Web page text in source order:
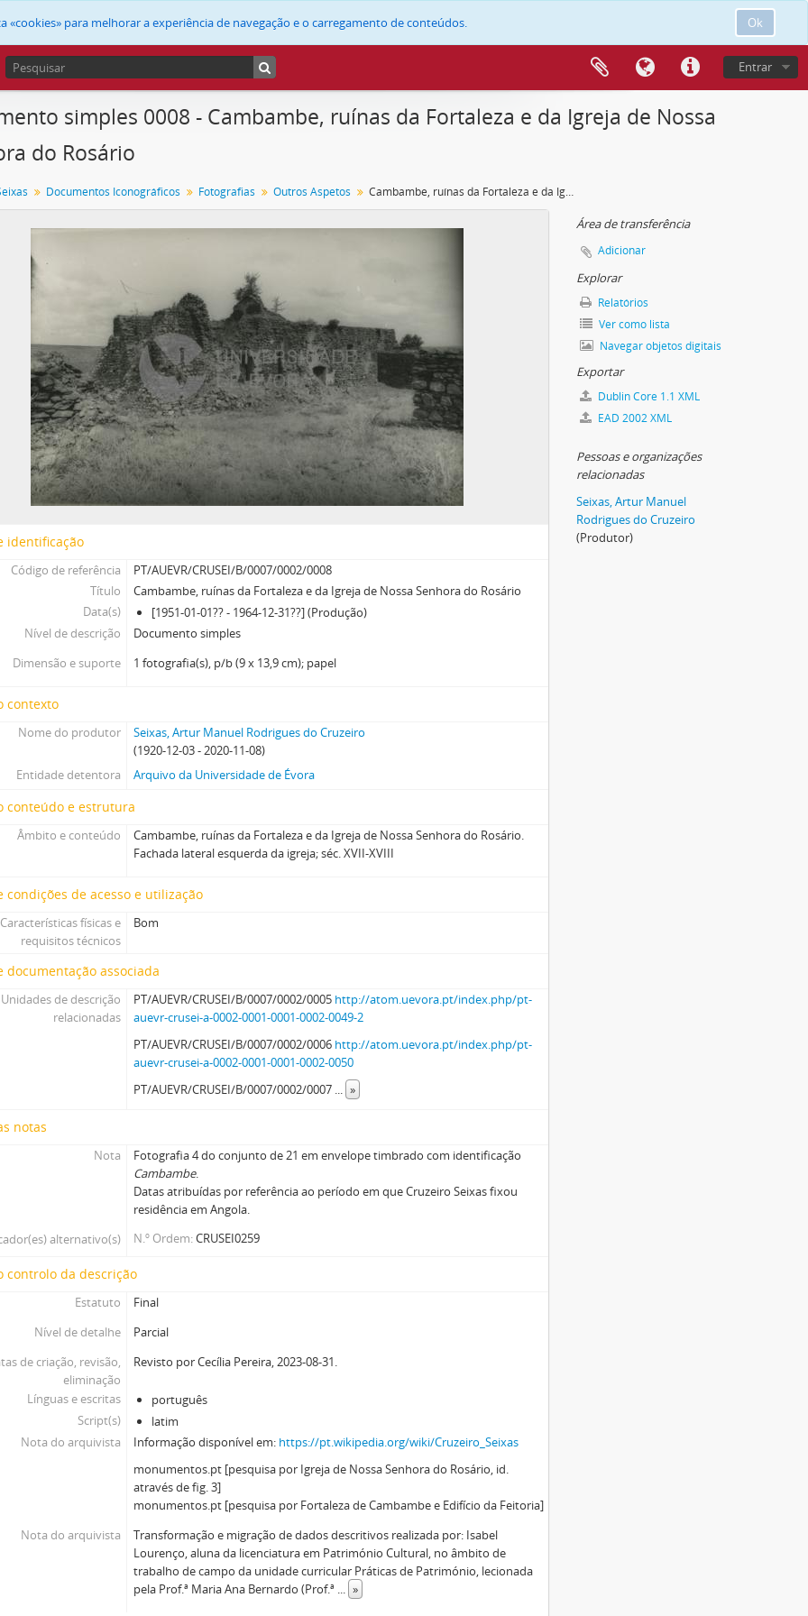
Ok
«cookies» para melhorar a experiência de navegação e o carregamento de conteúdos.
Entrar
simples 0008 - Cambambe, ruínas da Fortaleza e da Igreja de Nossa
do Rosário
Documentos Iconográficos Fotografias Outros Aspetos Cambambe, ruínas da Fortaleza e da Igreja de Nossa Senhora do Rosário
identificação
Código de referência
PT/AUEVR/CRUSEI/B/0007/0002/0008
Título
Cambambe, ruínas da Fortaleza e da Igreja de Nossa Senhora do Rosário
Data(s)
[1951-01-01?? - 1964-12-31??] (Produção)
Nível de descrição
Documento simples
Dimensão e suporte
1 fotografia(s), p/b (9 x 13,9 cm); papel
contexto
Nome do produtor
Seixas, Artur Manuel Rodrigues do Cruzeiro
(1920-12-03 - 2020-11-08)
Entidade detentora
Arquivo da Universidade de Évora
conteúdo e estrutura
Âmbito e conteúdo
Cambambe, ruínas da Fortaleza e da Igreja de Nossa Senhora do Rosário.
Fachada lateral esquerda da igreja; séc. XVII-XVIII
condições de acesso e utilização
Características físicas e
requisitos técnicos
Bom
documentação associada
Unidades de descrição
relacionadas
PT/AUEVR/CRUSEI/B/0007/0002/0005 http://atom.uevora.pt/index.php/pt-
auevr-crusei-a-0002-0001-0001-0002-0049-2
PT/AUEVR/CRUSEI/B/0007/0002/0006 http://atom.uevora.pt/index.php/pt-
auevr-crusei-a-0002-0001-0001-0002-0050
PT/AUEVR/CRUSEI/B/0007/0002/0007 ... »
notas
Nota
Fotografia 4 do conjunto de 21 em envelope timbrado com identificação
Cambambe.
Datas atribuídas por referência ao período em que Cruzeiro Seixas fixou
residência em Angola.
alternativo(s)
N.º Ordem CRUSEI0259
controlo da descrição
Estatuto
Final
Nível de detalhe
Parcial
de criação, revisão,
eliminação
Revisto por Cecília Pereira, 2023-08-31.
Línguas e escritas
português
Script(s)
latim
Nota do arquivista
Informação disponível em: https://pt.wikipedia.org/wiki/Cruzeiro_Seixas
monumentos.pt [pesquisa por Igreja de Nossa Senhora do Rosário, id.
através de fig. 3]
monumentos.pt [pesquisa por Fortaleza de Cambambe e Edifício da Feitoria]
Nota do arquivista
Transformação e migração de dados descritivos realizada por: Isabel
Lourenço, aluna da licenciatura em Património Cultural, no âmbito de
trabalho de campo da unidade curricular Práticas de Património, lecionada
pela Prof.ª Maria Ana Bernardo (Prof.ª ... »
Área de transferência
Adicionar
Explorar
Relatórios
Ver como lista
Navegar objetos digitais
Exportar
Dublin Core 1.1 XML
EAD 2002 XML
Pessoas e organizações
relacionadas
Seixas, Artur Manuel
Rodrigues do Cruzeiro
(Produtor)